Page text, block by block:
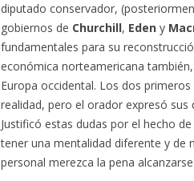
diputado conservador,
gobiernos de Churchill, Eden y
fundamentales para su
económica norteamericana
Europa occidental. Los dos
realidad, pero el orador expresó sus
Justificó estas dudas por el hecho
tener una mentalidad diferente y de
personal merezca la pena